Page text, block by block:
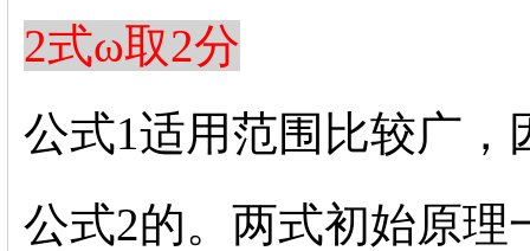
2式ω取2分
公式1适用范围比较广
公式2的。两式初始原